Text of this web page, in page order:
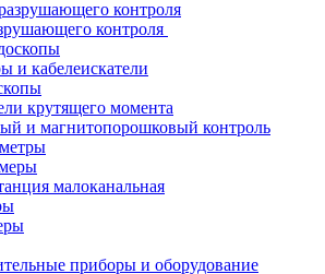
контроля
и кабелеискатели
крутящего момента
и магнитопорошковый контроль
малоканальная